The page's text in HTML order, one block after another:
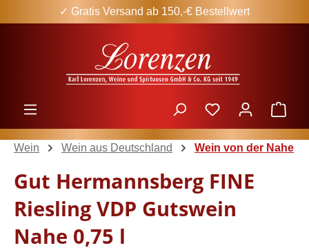
Zum Hauptinhalt springen
✓ Gratis Versand ab 150,-€ Bestellwert
Wein Wein aus Deutschland Wein von der Nahe
Gut Hermannsberg FINE
Riesling VDP Gutswein
Nahe 0,75 l